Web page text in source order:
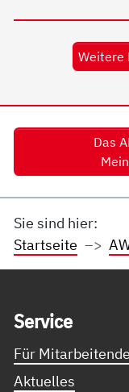
Weitere
Das
Sie sind hier:
Startseite
Ser­vice
Für Mitarbeitende
Aktuelles